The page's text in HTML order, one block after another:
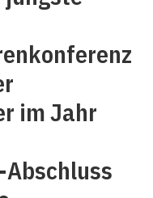
im Jahr